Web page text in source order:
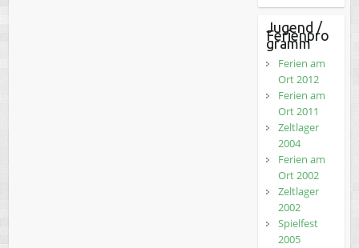
Jugend /
Ferienpro
gramm
Ferien am
Ort 2012
Ferien am
Ort 2011
Zeltlager
2004
Ferien am
Ort 2002
Zeltlager
2002
Spielfest
2005